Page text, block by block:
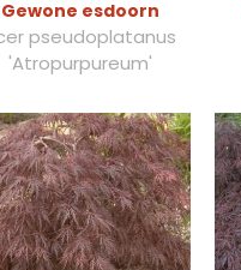
Gewone esdoorn
pseudoplatanus
'Atropurpureum'